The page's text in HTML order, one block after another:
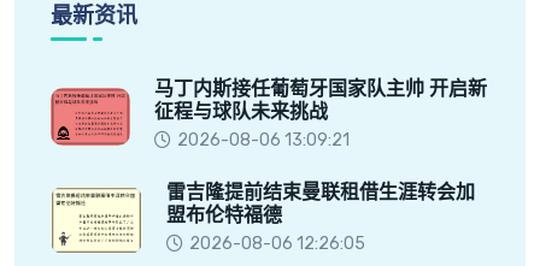
最新资讯
马丁内斯接任葡萄牙国家队主帅 开启新
征程与球队未来挑战
2026-08-06 13:09:21
雷吉隆提前结束曼联租借生涯转会加
盟布伦特福德
2026-08-06 12:26:05